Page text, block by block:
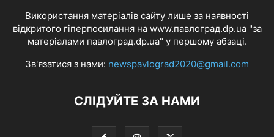
Використання матеріалів сайту лише за наявності
відкритого гіперпосилання на www.павлоград.dp.ua "за
матеріалами павлоград.dp.ua" у першому абзаці.
Зв'язатися з нами: newspavlograd2020@gmail.com
СЛІДУЙТЕ ЗА НАМИ